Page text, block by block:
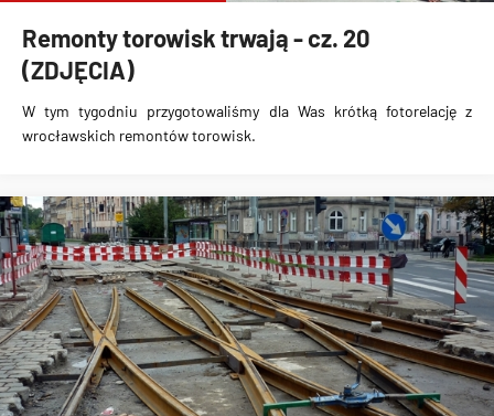
Remonty torowisk trwają - cz. 20
(ZDJĘCIA)
W tym tygodniu przygotowaliśmy dla Was krótką fotorelację z
wrocławskich remontów torowisk.